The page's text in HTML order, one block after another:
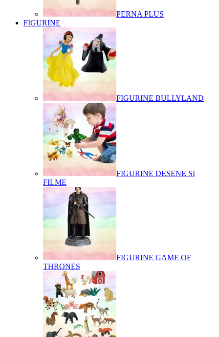
PERNA PLUS
FIGURINE
FIGURINE BULLYLAND
FIGURINE DESENE SI
FILME
FIGURINE GAME OF
THRONES